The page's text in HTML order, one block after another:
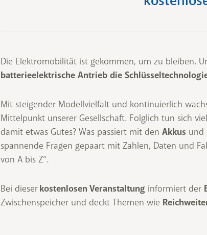
Die Elektromobilität ist gekommen, um zu bleiben.
batterieelektrische Antrieb die
Mit steigender Modellvielfalt und kontinuierlich
Mittelpunkt unserer Gesellschaft. Folglich tun sich
damit etwas Gutes? Was passiert mit den Akkus und
spannende Fragen gepaart mit Zahlen, Daten und
von A bis Z“.
Bei dieserkostenlosen Veranstaltung informiert der
Zwischenspeicher und deckt Themen wie